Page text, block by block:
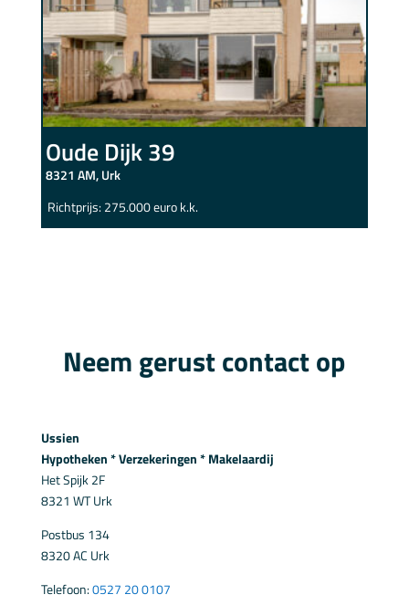
Oude Dijk 39
8321 AM, Urk
Richtprijs: 275.000 euro k.k.
Neem gerust contact op
Ussien
Hypotheken * Verzekeringen * Makelaardij
Het Spijk 2F
8321 WT Urk
Postbus 134
8320 AC Urk
Telefoon:0527 20 0107